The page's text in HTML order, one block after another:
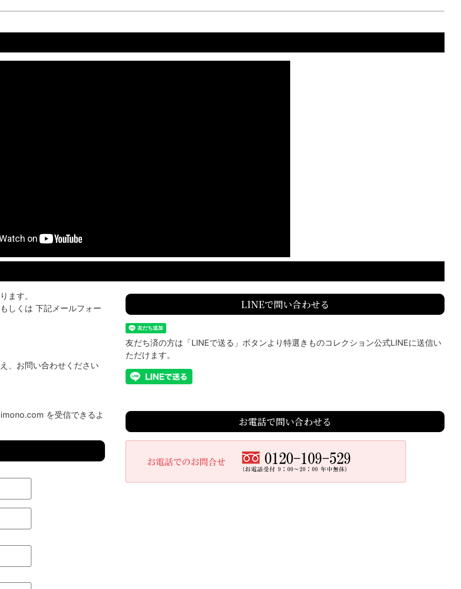
ます。
しくは 下記メールフォー
、お問い合わせください
を受信できるよ
LINEで問い合わせる
友だち済の方は「LINEで送る」ボタンより特選きものコレクション公式LINEに送信い
ただけます。
お電話で問い合わせる